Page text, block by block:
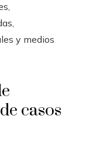
y medios
casos